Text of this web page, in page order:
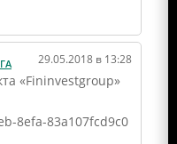
29.05.2018 в 13:28
«Fininvestgroup»
8efa-83a107fcd9c0